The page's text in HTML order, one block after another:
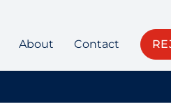
About Contact